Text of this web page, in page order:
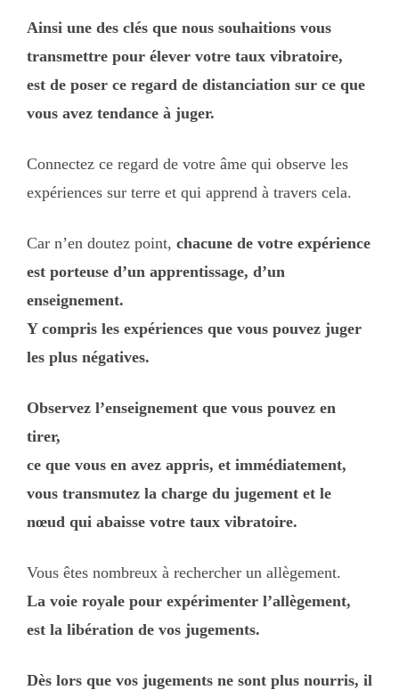
Ainsi une des clés que nous souhaitions vous
transmettre pour élever votre taux vibratoire,
est de poser ce regard de distanciation sur ce que
vous avez tendance à juger.
Connectez ce regard de votre âme qui observe les
expériences sur terre et qui apprend à travers cela.
Car n’en doutez point, chacune de votre expérience
est porteuse d’un apprentissage, d’un
enseignement.
Y compris les expériences que vous pouvez juger
les plus négatives.
Observez l’enseignement que vous pouvez en
tirer,
ce que vous en avez appris, et immédiatement,
vous transmutez la charge du jugement et le
nœud qui abaisse votre taux vibratoire.
Vous êtes nombreux à rechercher un allègement.
La voie royale pour expérimenter l’allègement,
est la libération de vos jugements.
Dès lors que vos jugements ne sont plus nourris, il